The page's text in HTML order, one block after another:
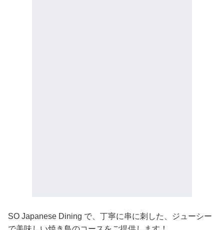
SO Japanese Dining で、丁寧に串に刺した、ジューシー